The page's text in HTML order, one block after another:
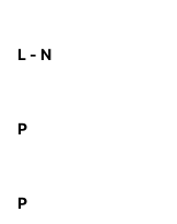
L - N
P
P